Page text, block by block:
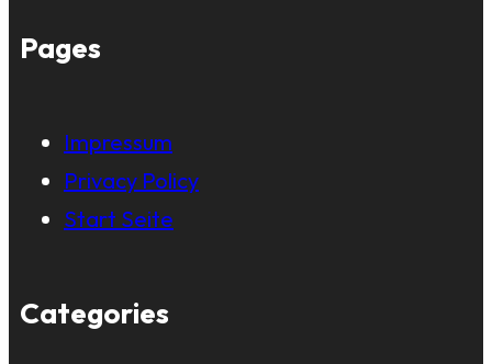
Pages
Impressum
Privacy Policy
Start Seite
Categories